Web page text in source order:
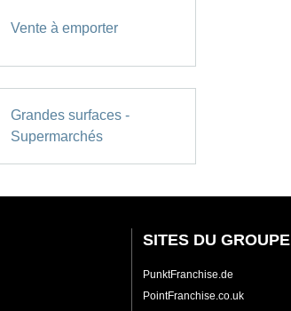
Vente à emporter
Grandes surfaces -
Supermarchés
SITES DU GROUPE
PunktFranchise.de
PointFranchise.co.uk